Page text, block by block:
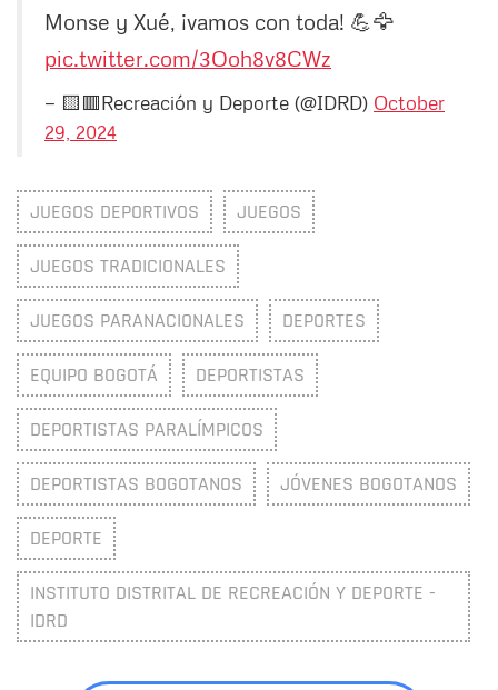
Monse y Xué, ¡vamos con toda! 💪🦅
pic.twitter.com/3Ooh8v8CWz
— 🟨🟥Recreación y Deporte (@IDRD) October
29, 2024
JUEGOS DEPORTIVOS JUEGOS
JUEGOS TRADICIONALES
JUEGOS PARANACIONALES DEPORTES
EQUIPO BOGOTÁ DEPORTISTAS
DEPORTISTAS PARALÍMPICOS
DEPORTISTAS BOGOTANOS JÓVENES BOGOTANOS
DEPORTE
INSTITUTO DISTRITAL DE RECREACIÓN Y DEPORTE -
IDRD